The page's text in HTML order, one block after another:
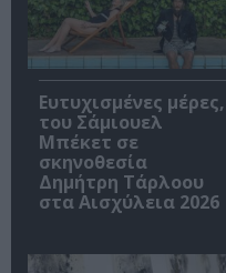
Ευτυχισμένες μέρες,
του Σάμιουελ
Μπέκετ σε
σκηνοθεσία
Δημήτρη Τάρλοου
στα Αισχύλεια 2026